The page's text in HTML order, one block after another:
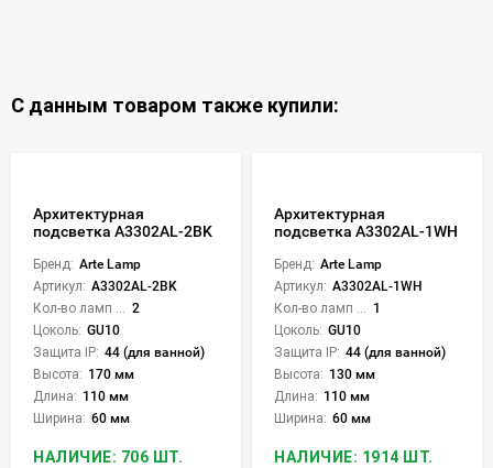
С данным товаром также купили:
Архитектурная
подсветка A3302AL-2BK
Бренд: Arte Lamp
Артикул: A3302AL-2BK
2
Цоколь: GU10
Защита IP: 44 (для ванной)
Высота: 170 мм
Длина: 110 мм
Ширина: 60 мм
НАЛИЧИЕ: 706 ШТ.
Архитектурная
подсветка A3302AL-1WH
Бренд: Arte Lamp
Артикул: A3302AL-1WH
1
Цоколь: GU10
Защита IP: 44 (для ванной)
Высота: 130 мм
Длина: 110 мм
Ширина: 60 мм
НАЛИЧИЕ: 1914 ШТ.